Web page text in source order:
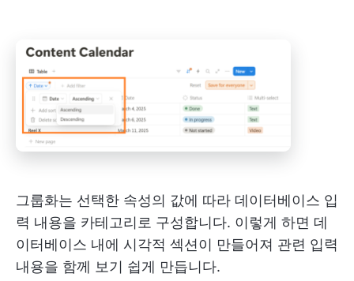
그룹화는 선택한 속성의 값에 따라 데이터베이스 입
력 내용을 카테고리로 구성합니다. 이렇게 하면 데
이터베이스 내에 시각적 섹션이 만들어져 관련 입력
내용을 함께 보기 쉽게 만듭니다.